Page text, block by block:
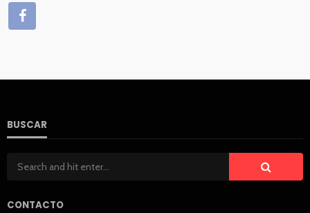
BUSCAR
CONTACTO